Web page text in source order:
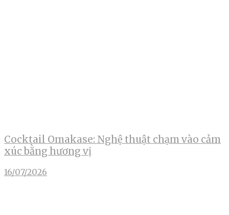
Cocktail Omakase: Nghệ thuật chạm vào cảm
xúc bằng hương vị
16/07/2026